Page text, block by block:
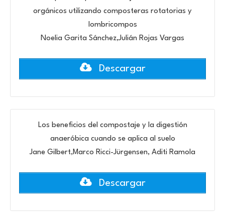
orgánicos utilizando composteras rotatorias y
lombricompos
Noelia Garita Sánchez,Julián Rojas Vargas
Descargar
Los beneficios del compostaje y la digestión
anaeróbica cuando se aplica al suelo
Jane Gilbert,Marco Ricci-Jürgensen, Aditi Ramola
Descargar